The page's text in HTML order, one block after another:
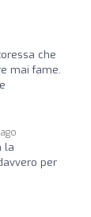
che
mai fame.
la
per